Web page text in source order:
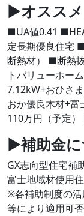
▶オスス
■UA値0.41
定長期優良住宅
断熱材） ■断熱
トバリューホー
7.12kW+おひさ
おか優良木材+
110万円（予定
▶補助金
GX志向型住宅補
富士地域材使用
※各補助制度の
等により適用可